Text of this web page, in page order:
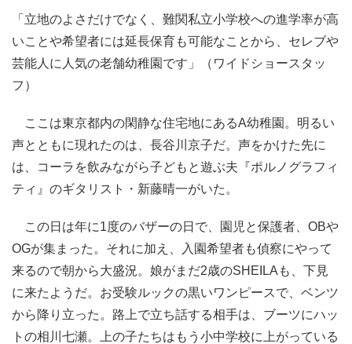
「立地のよさだけでなく、難関私立小学校への進学率が高
いことや希望者には延長保育も可能なことから、セレブや
芸能人に人気の老舗幼稚園です」（ワイドショースタッ
フ）
ここは東京都内の閑静な住宅地にあるA幼稚園。明るい
声とともに現れたのは、長谷川京子だ。声をかけた先に
は、コーラを飲みながら子どもと遊ぶ夫『ポルノグラフィ
ティ』のギタリスト・新藤晴一がいた。
この日は年に1度のバザーの日で、園児と保護者、OBや
OGが集まった。それに加え、入園希望者も偵察にやって
来るので朝から大盛況。娘がまだ2歳のSHEILAも、下見
に来たようだ。お受験ルックの黒いワンピースで、ベンツ
から降り立った。路上で立ち話する相手は、ブーツにハッ
トの相川七瀬。上の子たちはもう小中学校に上がっている